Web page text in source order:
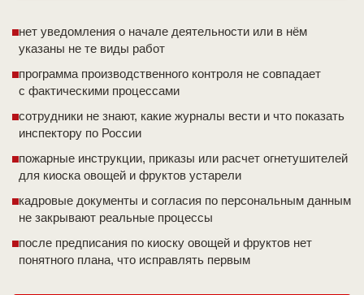
нет уведомления о начале деятельности или в нём
указаны не те виды работ
программа производственного контроля не совпадает
с фактическими процессами
сотрудники не знают, какие журналы вести и что показать
инспектору по России
пожарные инструкции, приказы или расчет огнетушителей
для киоска овощей и фруктов устарели
кадровые документы и согласия по персональным данным
не закрывают реальные процессы
после предписания по киоску овощей и фруктов нет
понятного плана, что исправлять первым